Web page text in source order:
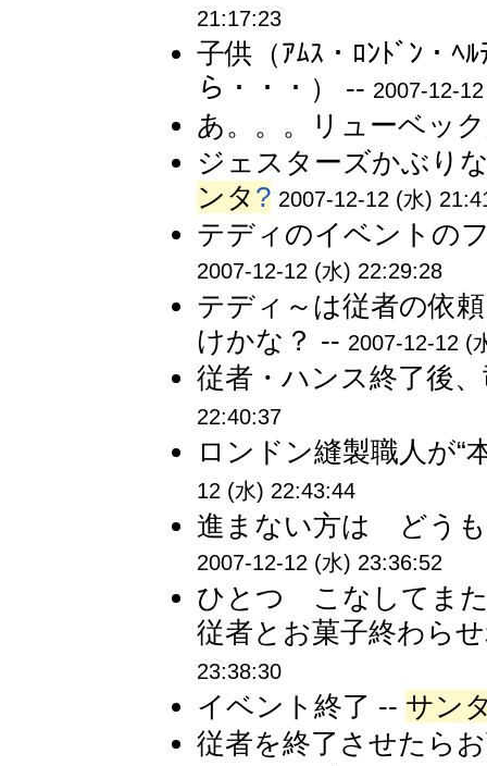
21:17:23
子供（ｱﾑｽ・ﾛﾝﾄﾞﾝ・ﾍ
ら・・・） -- 2007-12-
あ。。。リューベッ
ジェスターズかぶり
ンタ ? 2007-12-12 (水)
テディのイベントの
2007-12-12 (水) 22:29:28
テディ～は従者の依
けかな？ -- 2007-12-12 (
従者・ハンス終了後
22:40:37
ロンドン縫製職人が
12 (水) 22:43:44
進まない方は どう
2007-12-12 (水) 23:36:52
ひとつ こなしてま
従者とお菓子終わら
23:38:30
イベント終了 -- サン
従者を終了させたら